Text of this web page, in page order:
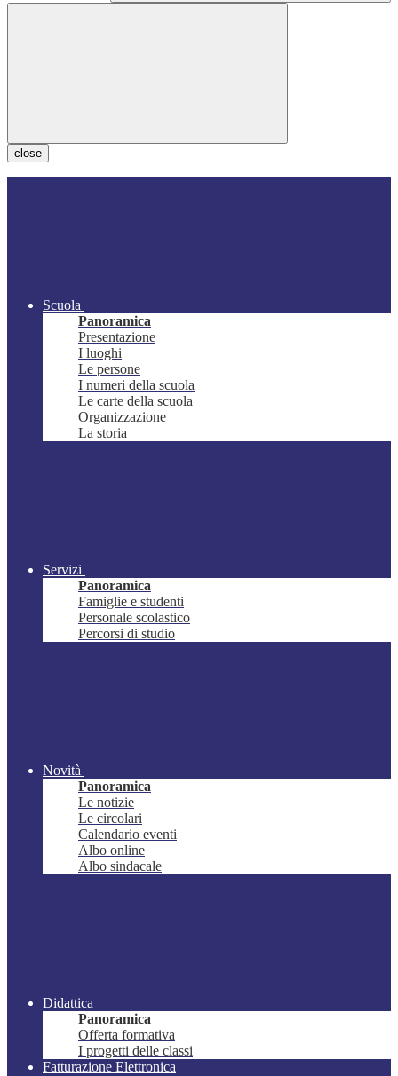
close
Scuola
Panoramica
Presentazione
I luoghi
Le persone
I numeri della scuola
Le carte della scuola
Organizzazione
La storia
Servizi
Panoramica
Famiglie e studenti
Personale scolastico
Percorsi di studio
Novità
Panoramica
Le notizie
Le circolari
Calendario eventi
Albo online
Albo sindacale
Didattica
Panoramica
Offerta formativa
I progetti delle classi
Fatturazione Elettronica